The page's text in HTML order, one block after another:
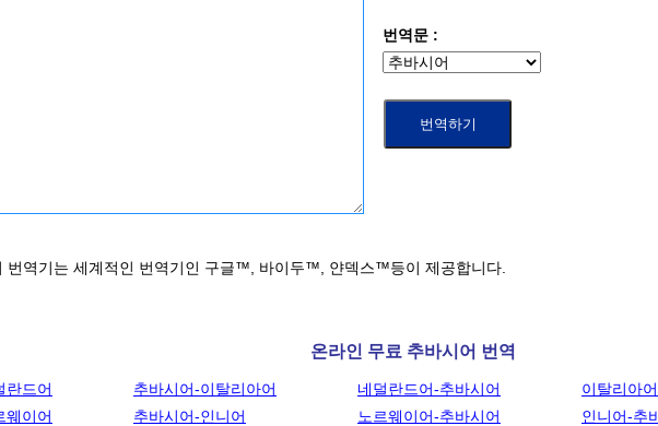
번역문 :
번역기는 세계적인 번역기인 구글™, 바이두™, 얀덱스™등이 제공합니다.
온라인 무료 추바시어 번역
란드어
웨이어
추바시어-이탈리아어
추바시어-인니어
네덜란드어-추바시어
노르웨이어-추바시어
이탈리아
인니어-추